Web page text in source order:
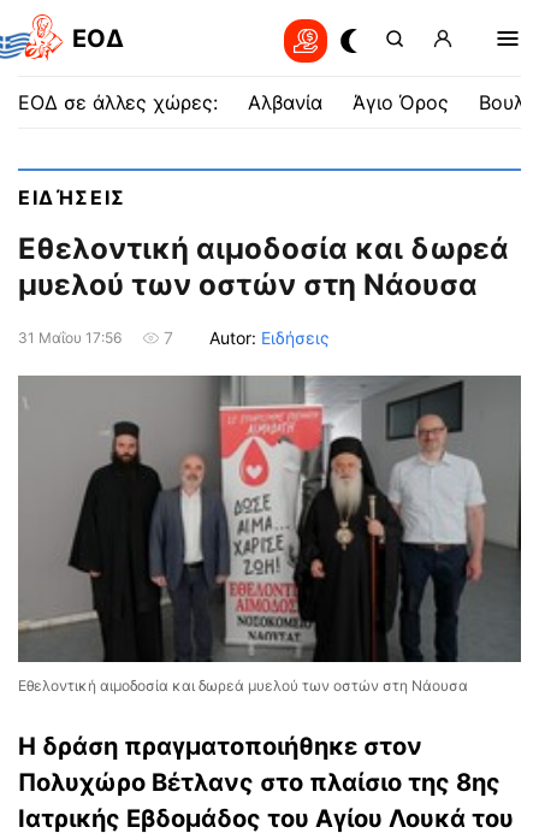
EOΔ
ΕΟΔ σε άλλες χώρες: Αλβανία Άγιο Όρος
ΕΙΔΉΣΕΙΣ
Εθελοντική αιμοδοσία και δωρεά
μυελού των οστών στη Νάουσα
31 Μαΐου 17:56 7 Autor: Ειδήσεις
Εθελοντική αιμοδοσία και δωρεά μυελού των οστών στη Νάουσα
Η δράση πραγματοποιήθηκε στον
Πολυχώρο Βέτλανς στο πλαίσιο της 8ης
Ιατρικής Εβδομάδος του Αγίου Λουκά του